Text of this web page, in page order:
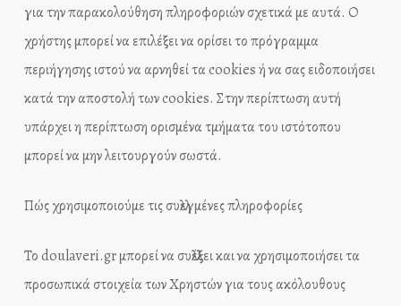
για την παρακολούθηση πληροφοριών σχετικά με αυτά. Ο
χρήστης μπορεί να επιλέξει να ορίσει το πρόγραμμα
περιήγησης ιστού να αρνηθεί τα cookies ή να σας ειδοποιήσει
κατά την αποστολή των cookies. Στην περίπτωση αυτή
υπάρχει η περίπτωση ορισμένα τμήματα του ιστότοπου
μπορεί να μην λειτουργούν σωστά.
Πώς χρησιμοποιούμε τις συλλεγμένες πληροφορίες
Το doulaveri.gr μπορεί να συλλέξει και να χρησιμοποιήσει τα
προσωπικά στοιχεία των Χρηστών για τους ακόλουθους